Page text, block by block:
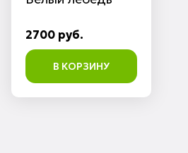
2700 руб.
В КОРЗИНУ